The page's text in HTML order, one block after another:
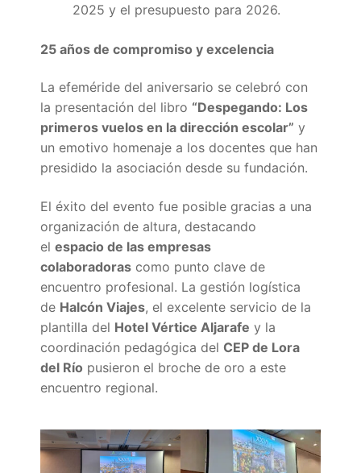
2025 y el presupuesto para 2026.
25 años de compromiso y excelencia
La efeméride del aniversario se celebró con
la presentación del libro “Despegando: Los
primeros vuelos en la dirección escolar” y
un emotivo homenaje a los docentes que han
presidido la asociación desde su fundación.
El éxito del evento fue posible gracias a una
organización de altura, destacando
el espacio de las empresas
colaboradoras como punto clave de
encuentro profesional. La gestión logística
de Halcón Viajes, el excelente servicio de la
plantilla del Hotel Vértice Aljarafe y la
coordinación pedagógica del CEP de Lora
del Río pusieron el broche de oro a este
encuentro regional.